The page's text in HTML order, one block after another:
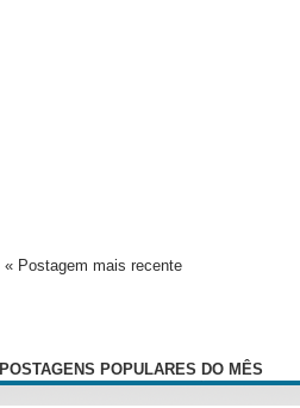
« Postagem mais recente
POSTAGENS POPULARES DO MÊS